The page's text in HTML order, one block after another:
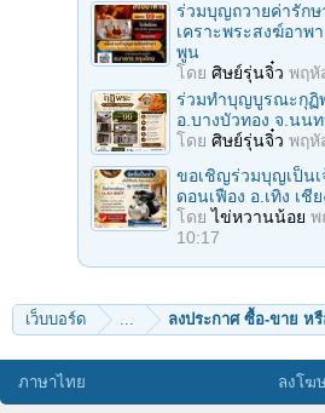
ร่วมบุญถวายค่ารักษ
เคราะพระสงฆ์อาพ
พูน
โดย ศิษย์รุ่นจิ๋ว พฤหั
ร่วมทําบุญบูรณะกุฏิ
อ.บางบัวทอง จ.นน
โดย ศิษย์รุ่นจิ๋ว พฤหั
ขอเชิญร่วมบุญเป็น
ดอนเฟือง อ.เทิง เชี
โดยไข่หวานน้อย พ
10:17
เว็บบอร์ด ... ลงประกาศ ซื้อ-ขาย ห
ภาษาไทย ลงโฆ